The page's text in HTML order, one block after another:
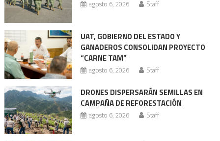
agosto 6, 2026 Staff
UAT, GOBIERNO DEL ESTADO Y
GANADEROS CONSOLIDAN PROYECTO
“CARNE TAM”
agosto 6, 2026 Staff
DRONES DISPERSARÁN SEMILLAS EN
CAMPAÑA DE REFORESTACIÓN
agosto 6, 2026 Staff